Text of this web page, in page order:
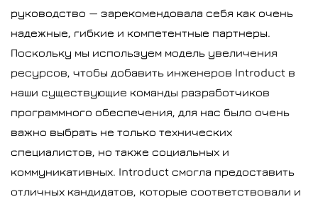
руководство — зарекомендовала себя как очень
надежные, гибкие и компетентные партнеры.
Поскольку мы используем модель увеличения
ресурсов, чтобы добавить инженеров Introduct в
наши существующие команды разработчиков
программного обеспечения, для нас было очень
важно выбрать не только технических
специалистов, но также социальных и
коммуникативных. Introduct смогла предоставить
отличных кандидатов, которые соответствовали и